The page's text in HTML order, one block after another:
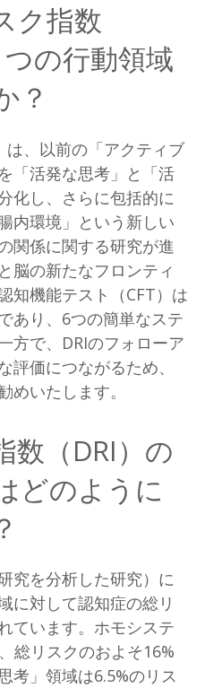
ク指数
つの行動領域
？
は、以前の「アクティブ
「活発な思考」と「活
化し、さらに包括的に
内環境」という新しい
関係に関する研究が進
脳の新たなフロンティ
知機能テスト（CFT）は
あり、6つの簡単なステ
方で、DRIのフォローア
評価につながるため、
めいたします。
数（DRI）の
どのように
究を分析した研究）に
に対して認知症の総リ
ています。ホモシステ
総リスクのおよそ16%
考」領域は6.5%のリス